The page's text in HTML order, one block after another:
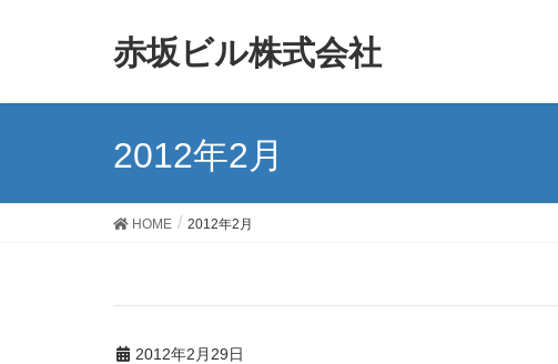
赤坂ビル株式会社
2012年2月
HOME 2012年2月
2012年2月29日